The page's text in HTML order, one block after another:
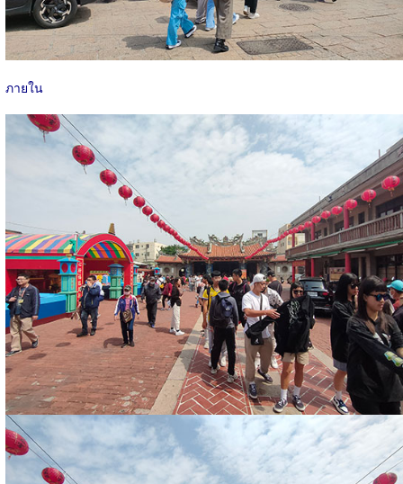
ภายใน